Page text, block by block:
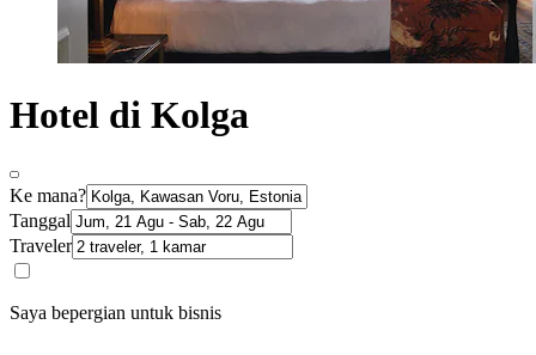
Hotel di Kolga
Ke mana?
Tanggal
Traveler
Saya bepergian untuk bisnis